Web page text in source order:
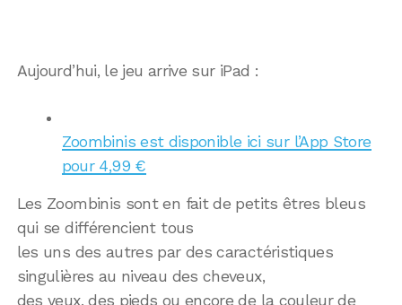
Aujourd’hui, le jeu arrive sur iPad :
Zoombinis est disponible ici sur l’App Store
pour 4,99 €
Les Zoombinis sont en fait de petits êtres bleus
qui se différencient tous
les uns des autres par des caractéristiques
singulières au niveau des cheveux,
des yeux, des pieds ou encore de la couleur de